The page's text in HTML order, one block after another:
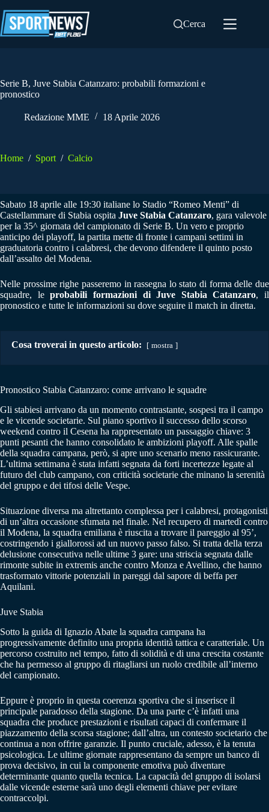
al
contenuto
Cerca
Serie B, Juve Stabia Catanzaro: probabili formazioni e
pronostico
Redazione MME 18 Aprile 2026
Home / Sport / Calcio
Sabato 18 aprile alle 19:30 italiane lo Stadio “Romeo Menti” di
Castellammare di Stabia ospita Juve Stabia Catanzaro, gara valevole
per la 35^ giornata del campionato di Serie B. Un vero e proprio
anticipo dei playoff, la partita mette di fronte i campani settimi in
graduatoria contro i calabresi, che devono difendere il quinto posto
dall’assalto del Modena.
Nelle prossime righe passeremo in rassegna lo stato di forma delle due
squadre, leprobabili formazioni di Juve Stabia Catanzaro, il
pronostico e tutte le informazioni su dove seguire il match in diretta.
Cosa troverai in questo articolo: mostra
Pronostico Stabia Catanzaro: come arrivano le squadre
Gli stabiesi arrivano da un momento contrastante, sospesi tra il campo
e le vicende societarie. Sul piano sportivo il successo dello scorso
weekend contro il Cesena ha rappresentato un passaggio chiave: 3
punti pesanti che hanno consolidato le ambizioni playoff. Alle spalle
della squadra campana, però, si apre uno scenario meno rassicurante.
L’ultima settimana è stata infatti segnata da forti incertezze legate al
futuro del club campano, con criticità societarie che minano la serenità
del gruppo e dei tifosi delle Vespe.
Situazione diversa ma altrettanto complessa per i calabresi, protagonisti
di un’altra occasione sfumata nel finale. Nel recupero di martedì contro
il Modena, la squadra emiliana è riuscita a trovare il pareggio al 95’,
costringendo i giallorossi ad un nuovo passo falso. Si tratta della terza
delusione consecutiva nelle ultime 3 gare: una striscia segnata dalle
rimonte subite in extremis anche contro Monza e Avellino, che hanno
trasformato vittorie potenziali in pareggi dal sapore di beffa per
Aquilani.
Juve Stabia
Sotto la guida di Ignazio Abate la squadra campana ha
progressivamente definito una propria identità tattica e caratteriale. Un
percorso costruito nel tempo, fatto di solidità e di una crescita costante
che ha permesso al gruppo di ritagliarsi un ruolo credibile all’interno
del campionato.
Eppure è proprio in questa coerenza sportiva che si inserisce il
principale paradosso della stagione. Da una parte c’è infatti una
squadra che produce prestazioni e risultati capaci di confermare il
piazzamento della scorsa stagione; dall’altra, un contesto societario che
continua a non offrire garanzie. Il punto cruciale, adesso, è la tenuta
psicologica. Le ultime giornate rappresentano da sempre un banco di
prova decisivo, in cui la componente emotiva può diventare
determinante quanto quella tecnica. La capacità del gruppo di isolarsi
dalle vicende esterne sarà uno degli elementi chiave per evitare
contraccolpi.